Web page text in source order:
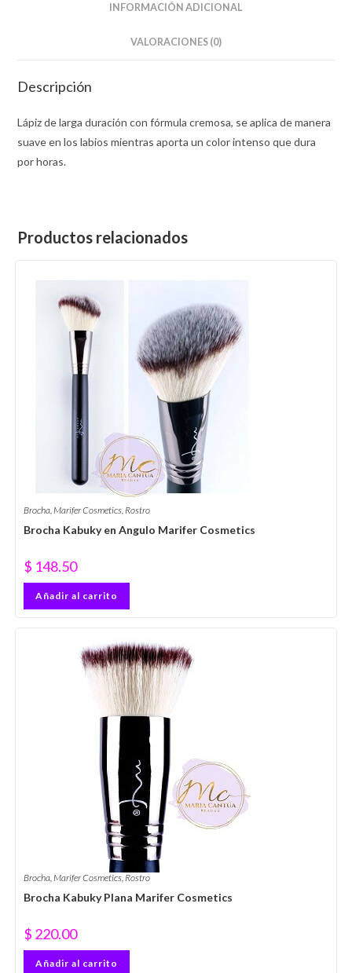
INFORMACIÓN ADICIONAL
VALORACIONES (0)
Descripción
Lápiz de larga duración con fórmula cremosa, se aplica de manera
suave en los labios mientras aporta un color intenso que dura
por horas.
Productos relacionados
Brocha, Marifer Cosmetics, Rostro
Brocha Kabuky en Angulo Marifer Cosmetics
$ 148.50
Añadir al carrito
Brocha,Marifer Cosmetics, Rostro
Brocha Kabuky Plana Marifer Cosmetics
$ 220.00
Añadir al carrito